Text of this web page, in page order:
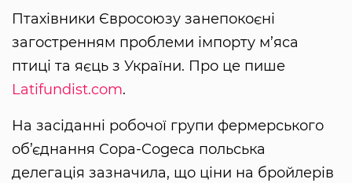
Птахівники Євросоюзу занепокоєні
загостренням проблеми імпорту м’яса
птиці та яєць з України. Про це пише
Latifundist.com.
На засіданні робочої групи фермерського
об’єднання Copa-Cogeca польська
делегація зазначила, що ціни на бройлерів